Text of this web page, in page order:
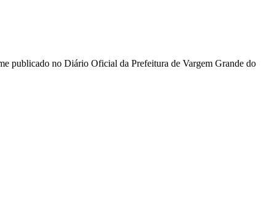
publicado no Diário Oficial da Prefeitura de Vargem Grande do